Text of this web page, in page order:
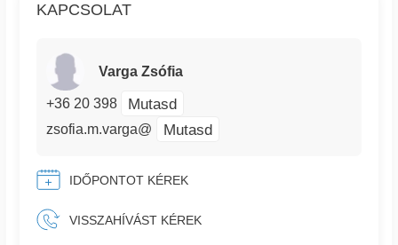
KAPCSOLAT
Varga Zsófia
+36 20 398 Mutasd
zsofia.m.varga@ Mutasd
IDŐPONTOT KÉREK
VISSZAHÍVÁST KÉREK